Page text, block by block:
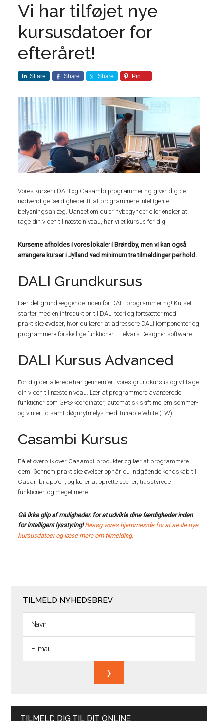
Vi har tilføjet nye
kursusdatoer for
efteråret!
Share Share Share Pin
Vores kurser i DALI og Casambi programmering giver dig de
nødvendige færdigheder til at programmere intelligente
belysningsanlæg. Uanset om du er nybegynder eller ønsker at
tage din viden til næste niveau, har vi et kursus for dig.
Kurserne afholdes i vores lokaler i Brøndby, men vi kan også
arrangere kurser i Jylland ved minimum tre tilmeldinger per hold.
DALI Grundkursus
Lær det grundlæggende inden for DALI-programmering! Kurset
starter med en introduktion til DALI teori og fortsætter med
praktiske øvelser, hvor du lærer at adressere DALI komponenter og
programmere forskellige funktioner i Helvars Designer software.
DALI Kursus Advanced
For dig der allerede har gennemført vores grundkursus og vil tage
din viden til næste niveau. Lær at programmere avancerede
funktioner som GPS-koordinater, automatisk skift mellem sommer-
og vintertid samt døgnrytmelys med Tunable White (TW).
Casambi Kursus
Få et overblik over Casambi-produkter og lær at programmere
dem. Gennem praktiske øvelser opnår du indgående kendskab til
Casambi app’en, og lærer at oprette scener, tidsstyrede
funktioner, og meget mere.
Gå ikke glip af muligheden for at udvikle dine færdigheder inden
for intelligent lysstyring!Besøg vores hjemmeside for at se de nye
kursusdatoer og læse mere om tilmelding.
TILMELD NYHEDSBREV
TILMELD DIG TIL DIT ONLINE